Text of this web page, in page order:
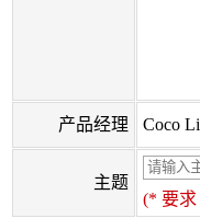
产品经理 Coco
主题
(* 要求